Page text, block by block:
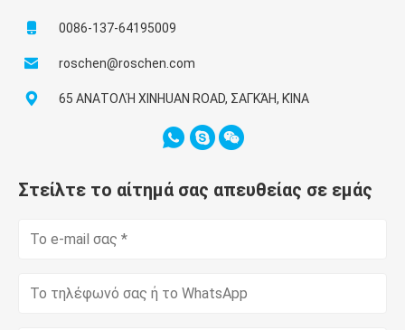
0086-137-64195009
roschen@roschen.com
65 ΑΝΑΤΟΛΉ XINHUAN ROAD, ΣΑΓΚΆΗ, ΚΊΝΑ
Στείλτε το αίτημά σας απευθείας σε εμάς